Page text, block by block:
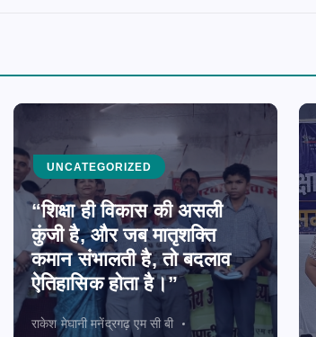
UNCATEGORIZED
“शिक्षा ही विकास की असली
कुंजी है, और जब मातृशक्ति
कमान संभालती है, तो बदलाव
ऐतिहासिक होता है।”
राकेश मेघानी मनेंद्रगढ़ एम सी बी